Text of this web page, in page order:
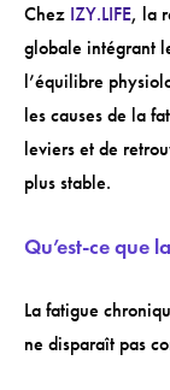
Chez IZY.LIFE, la
globale intégrant
l’équilibre
les causes de la
leviers et de
plus stable.
Qu’est-ce que
La fatigue
ne disparaît pas